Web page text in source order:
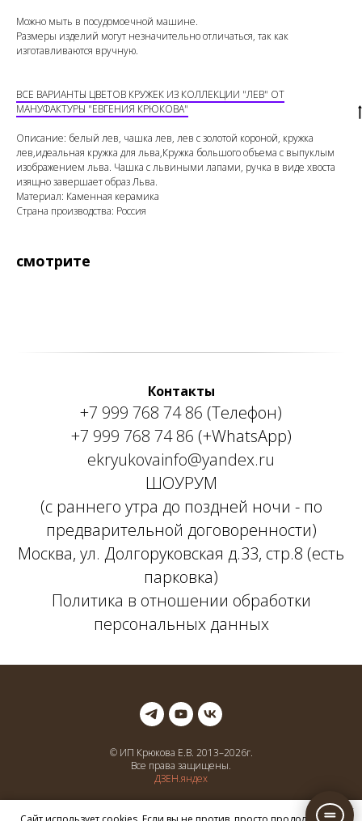
Можно мыть в посудомоечной машине.
Размеры изделий могут незначительно отличаться, так как
изготавливаются вручную.
ВСЕ ВАРИАНТЫ ЦВЕТОВ КРУЖЕК ИЗ КОЛЛЕКЦИИ "ЛЕВ" ОТ
МАНУФАКТУРЫ "ЕВГЕНИЯ КРЮКОВА"
Описание: белый лев, чашка лев, лев с золотой короной, кружка
лев,идеальная кружка для льва,Кружка большого объема с выпуклым
изображением льва. Чашка с львиными лапами, ручка в виде хвоста
изящно завершает образ Льва.
Материал: Каменная керамика
Страна производства: Россия
смотрите
Контакты
+7 999 768 74 86 (Телефон)
+7 999 768 74 86 (+WhatsApp)
ekryukovainfo@yandex.ru
ШОУРУМ
(с раннего утра до поздней ночи - по
предварительной договоренности)
Москва, ул. Долгоруковская д.33, стр.8 (есть
парковка)
Политика в отношении обработки
персональных данных
© ИП Крюкова Е.В. 2013–2026г.
Все права защищены.
ДЗЕН.яндех